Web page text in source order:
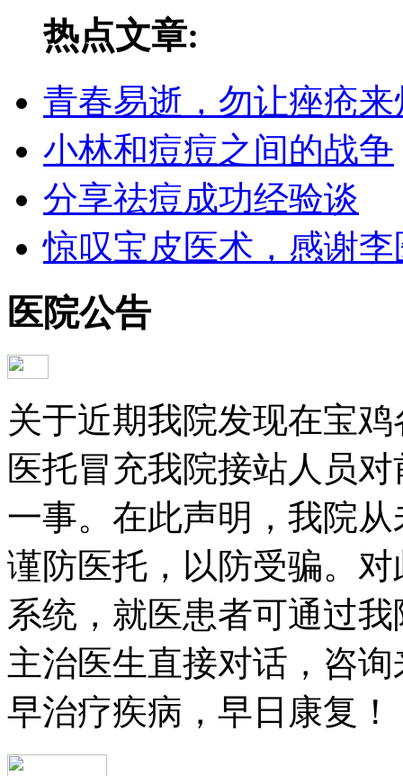
热点文章:
青春易逝，勿让痤疮来
小林和痘痘之间的战争
分享祛痘成功经验谈
惊叹宝皮医术，感谢
医院公告
关于近期我院发现在宝
医托冒充我院接站人员
一事。在此声明，我院
谨防医托，以防受骗。
系统，就医患者可通过
主治医生直接对话，咨
早治疗疾病，早日康复！